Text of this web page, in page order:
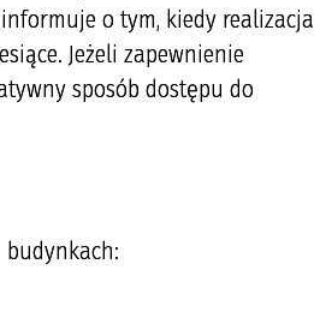
o tym, kiedy realizacja
Jeżeli zapewnienie
sposób dostępu do
budynkach: